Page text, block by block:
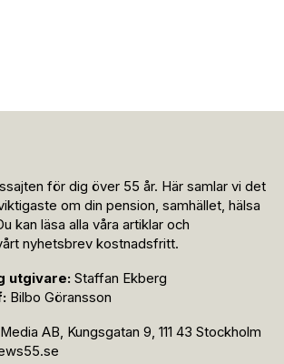
för dig över 55 år. Här samlar vi det
om din pension, samhället, hälsa
kan läsa alla våra artiklar och
nyhetsbrev kostnadsfritt.
utgivare: Staffan Ekberg
Bilbo Göransson
AB, Kungsgatan 9, 111 43 Stockholm